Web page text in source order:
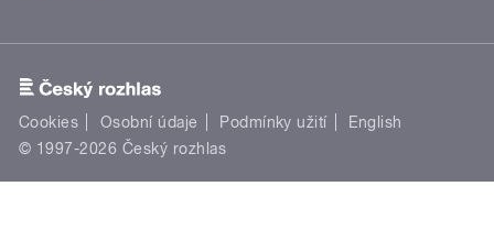
Cookies Osobní údaje Podmínky užití
English
© 1997-2026 Český rozhlas